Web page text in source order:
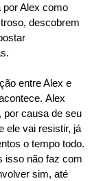
por Alex como
descobrem
entre Alex e
Alex
por causa de seu
ele vai resistir, já
o tempo todo.
isso não faz com
sim, até